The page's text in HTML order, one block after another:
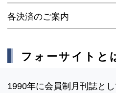
各決済のご案内
フォーサイトと
1990年に会員制月刊誌と